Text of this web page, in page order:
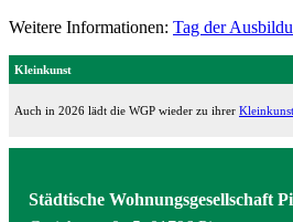
Weitere Informationen: Tag der
Kleinkunst
Auch in 2026 lädt die WGP wieder zu ihrer
Städtische Wohnungsgesellschaft